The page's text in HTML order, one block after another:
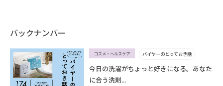
バックナンバー
コスメ・ヘルスケア
今日の洗濯がちょっと好きになる。あなた
に合う洗剤...
バイヤーのとっておき話